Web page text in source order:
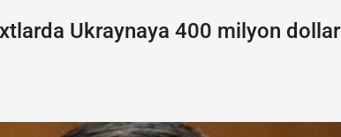
Ukraynaya 400 milyon